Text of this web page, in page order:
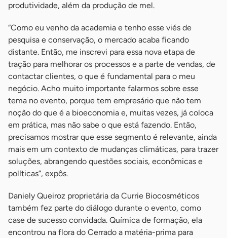
produtividade, além da produção de mel.
“Como eu venho da academia e tenho esse viés de
pesquisa e conservação, o mercado acaba ficando
distante. Então, me inscrevi para essa nova etapa de
tração para melhorar os processos e a parte de vendas, de
contactar clientes, o que é fundamental para o meu
negócio. Acho muito importante falarmos sobre esse
tema no evento, porque tem empresário que não tem
noção do que é a bioeconomia e, muitas vezes, já coloca
em prática, mas não sabe o que está fazendo. Então,
precisamos mostrar que esse segmento é relevante, ainda
mais em um contexto de mudanças climáticas, para trazer
soluções, abrangendo questões sociais, econômicas e
políticas”, expôs.
Daniely Queiroz proprietária da Currie Biocosméticos
também fez parte do diálogo durante o evento, como
case de sucesso convidada. Química de formação, ela
encontrou na flora do Cerrado a matéria-prima para